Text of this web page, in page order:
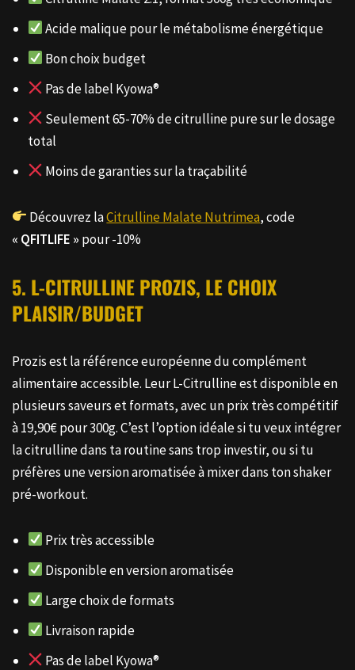
Acide malique pour le métabolisme énergétique
Bon choix budget
Pas de label Kyowa®
Seulement 65-70% de citrulline pure sur le dosage
total
Moins de garanties sur la traçabilité
Découvrez laCitrulline Malate Nutrimea, code
« QFITLIFE » pour -10%
5. L-CITRULLINE PROZIS, LE CHOIX
PLAISIR/BUDGET
Prozis est la référence européenne du complément
alimentaire accessible. Leur L-Citrulline est disponible en
plusieurs saveurs et formats, avec un prix très compétitif
à 19,90€ pour 300g. C’est l’option idéale si tu veux intégrer
la citrulline dans ta routine sans trop investir, ou si tu
préfères une version aromatisée à mixer dans ton shaker
pré-workout.
Prix très accessible
Disponible en version aromatisée
Large choix de formats
Livraison rapide
Pas de label Kyowa®